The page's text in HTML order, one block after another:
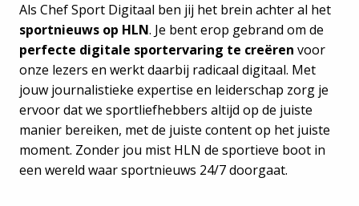
Als Chef Sport Digitaal ben jij het brein achter al het
sportnieuws op HLN. Je bent erop gebrand om de
perfecte digitale sportervaring te creëren voor
onze lezers en werkt daarbij radicaal digitaal. Met
jouw journalistieke expertise en leiderschap zorg je
ervoor dat we sportliefhebbers altijd op de juiste
manier bereiken, met de juiste content op het juiste
moment. Zonder jou mist HLN de sportieve boot in
een wereld waar sportnieuws 24/7 doorgaat.